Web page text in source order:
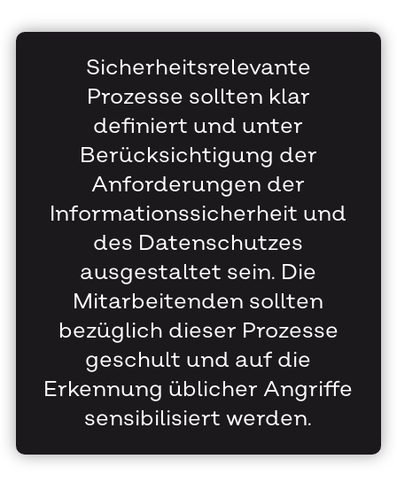
Sicherheitsrelevante
Prozesse sollten klar
definiert und unter
Berücksichtigung der
Anforderungen der
Informationssicherheit und
des Datenschutzes
ausgestaltet sein. Die
Mitarbeitenden sollten
bezüglich dieser Prozesse
geschult und auf die
Erkennung üblicher Angriffe
sensibilisiert werden.